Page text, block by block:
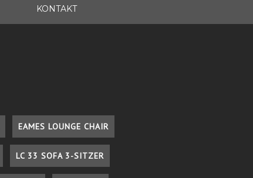
KONTAKT
EAMES LOUNGE CHAIR
LC 33 SOFA 3-SITZER